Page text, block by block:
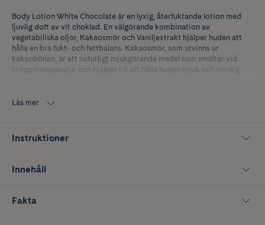
Body Lotion White Chocolate är en lyxig, återfuktande lotion med
ljuvlig doft av vit choklad. En välgörande kombination av
vegetabiliska oljor, Kakaosmör och Vaniljextrakt hjälper huden att
hålla en bra fukt- och fettbalans. Kakaosmör, som utvinns ur
kakaobönan, är ett naturligt mjukgörande medel som smälter vid
kroppstemperatur och hjälper till att hålla huden mjuk och smidig.
Body Lotions i vårt sortiment, vilka innehåller sheasmör. Det
självkonserverande.
Läs mer
Instruktioner
Innehåll
Fakta